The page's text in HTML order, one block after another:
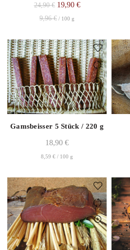
24,90€ 19,90 €
9,96€ / 100 g
Gamsbeisser 5 Stück / 220 g
18,90 €
8,59 € / 100 g